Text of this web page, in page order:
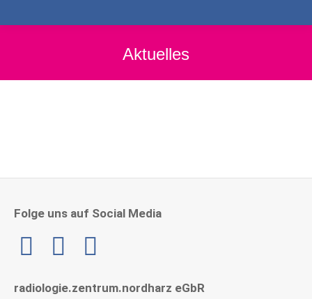
Aktuelles
Folge uns auf Social Media
Linkedin
radiologie.zentrum.nordharz eGbR